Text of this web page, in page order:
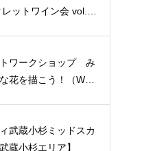
ットワイン会 vol.0
ワークショップ み
花を描こう！（WAS
武蔵小杉ミッドスカ
蔵小杉エリア】